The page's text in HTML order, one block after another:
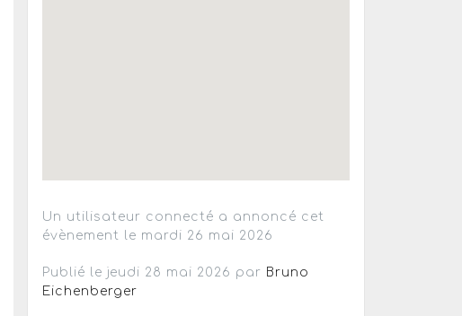
Un utilisateur connecté a annoncé cet
évènement le mardi 26 mai 2026
Publié le jeudi 28 mai 2026 par Bruno
Eichenberger